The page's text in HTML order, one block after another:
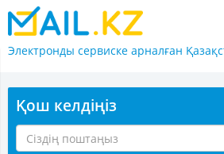
Электронды сервиске арналған
Қош келдіңіз